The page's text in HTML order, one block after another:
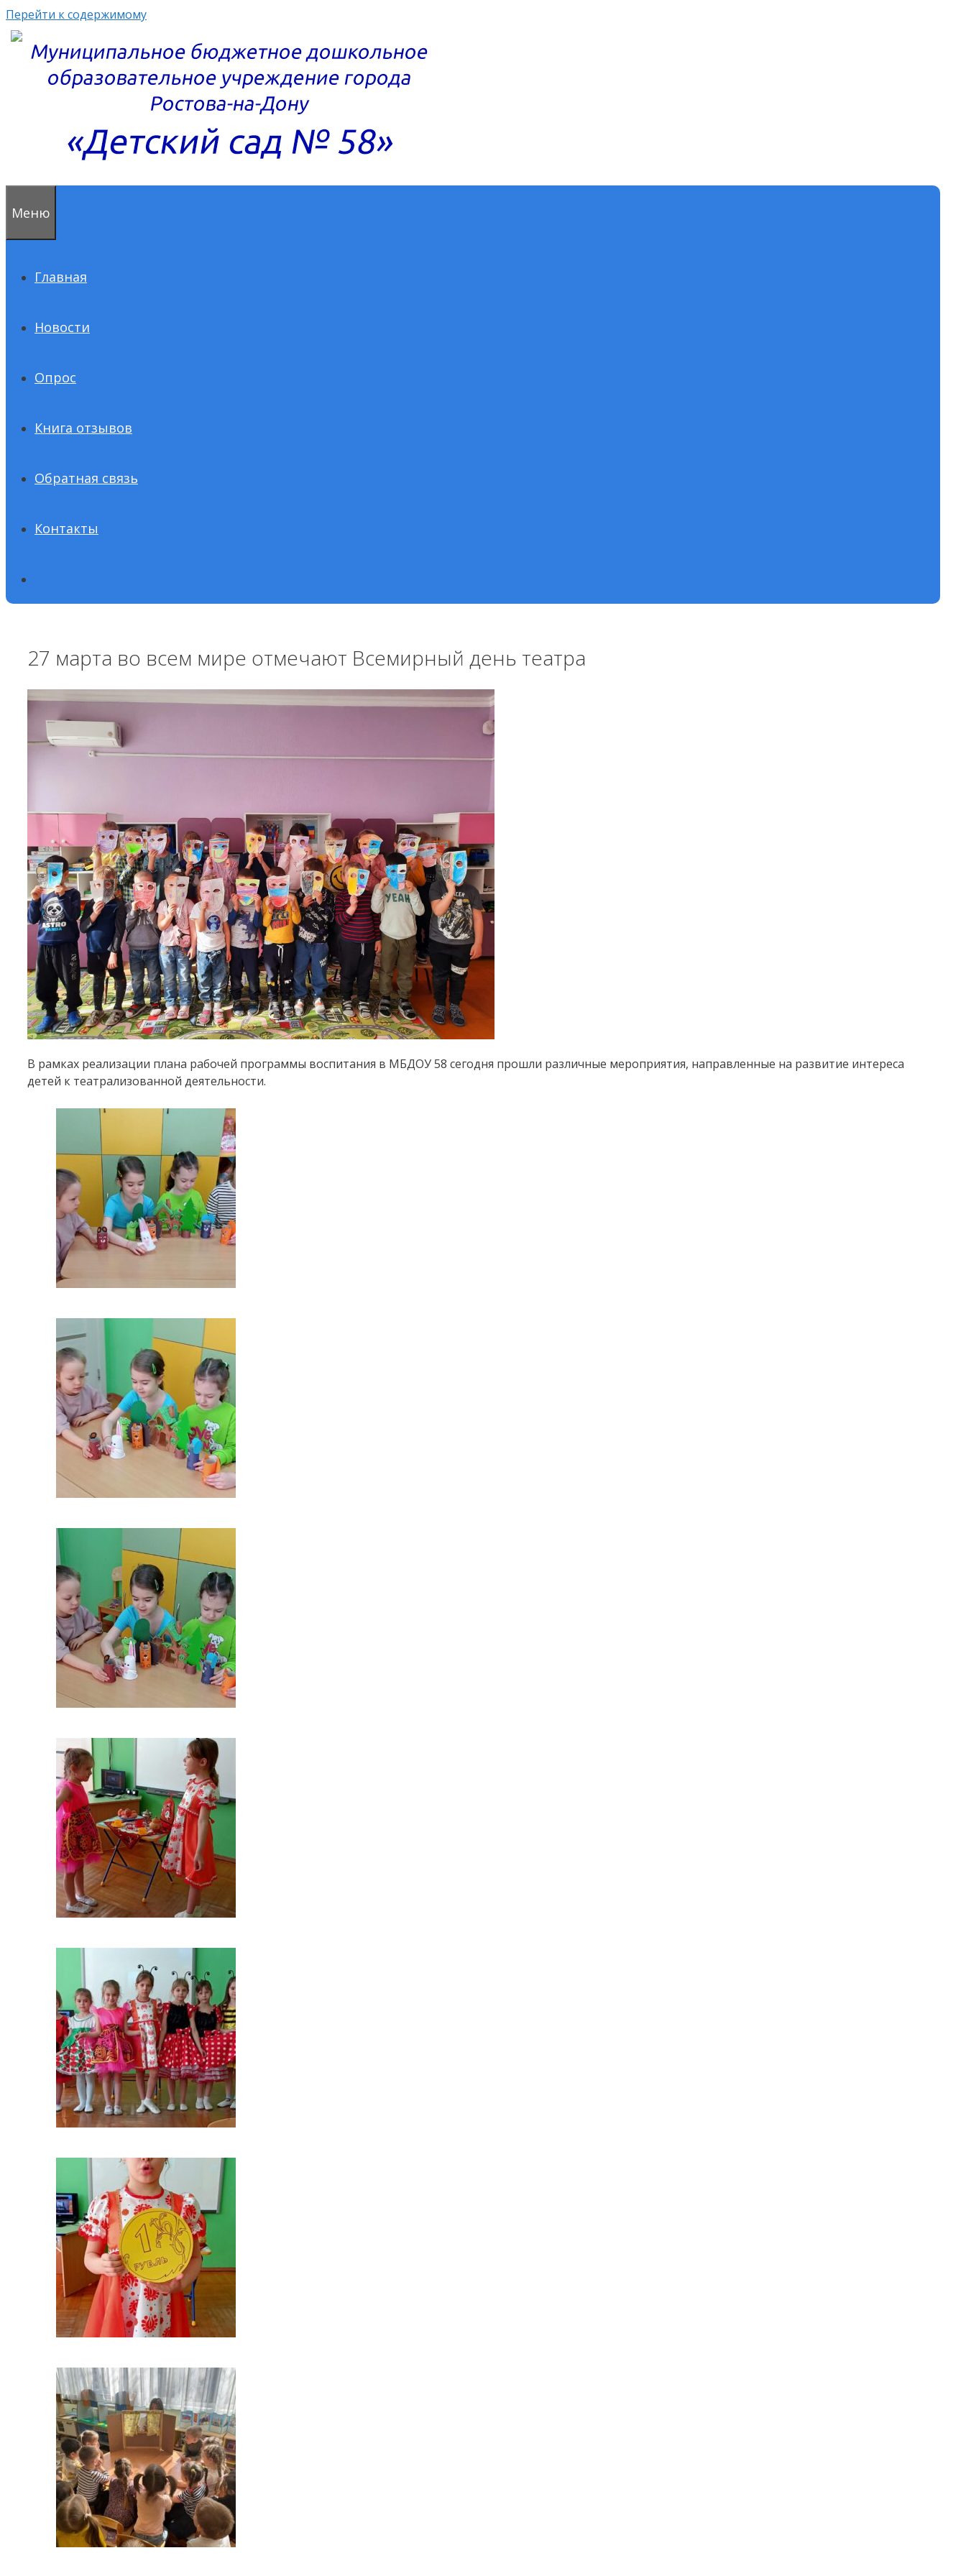
Перейти к содержимому
Меню
Главная
Новости
Опрос
Книга отзывов
Обратная связь
Контакты
27 марта во всем мире отмечают Всемирный день театра
В рамках реализации плана рабочей программы воспитания в МБДОУ 58 сегодня прошли различные мероприятия, направленные на развитие интереса
детей к театрализованной деятельности.